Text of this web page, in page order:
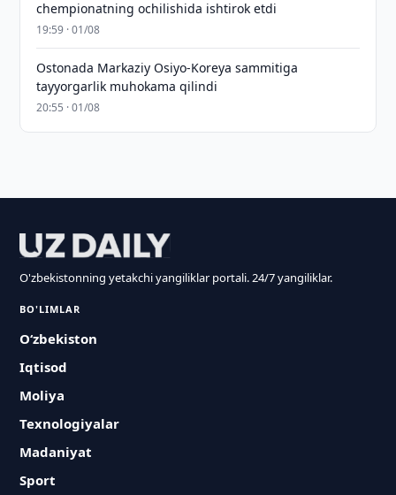
chempionatning ochilishida ishtirok etdi
19:59 · 01/08
Ostonada Markaziy Osiyo-Koreya sammitiga
tayyorgarlik muhokama qilindi
20:55 · 01/08
O'zbekistonning yetakchi yangiliklar portali. 24/7 yangiliklar.
BO'LIMLAR
O‘zbekiston
Iqtisod
Moliya
Texnologiyalar
Madaniyat
Sport